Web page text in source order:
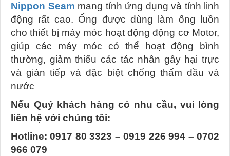
Nippon Seam mang tính ứng dụng và tính linh
động rất cao. Ống được dùng làm ống luồn
cho thiết bị máy móc hoạt động động cơ Motor,
giúp các máy móc có thể hoạt động bình
thường, giảm thiếu các tác nhân gây hại trực
và gián tiếp và đặc biệt chống thấm dầu và
nước
Nếu Quý khách hàng có nhu cầu, vui lòng
liên hệ với chúng tôi:​
Hotline: 0917 80 3323 – 0919 226 994 – 0702
966 079​